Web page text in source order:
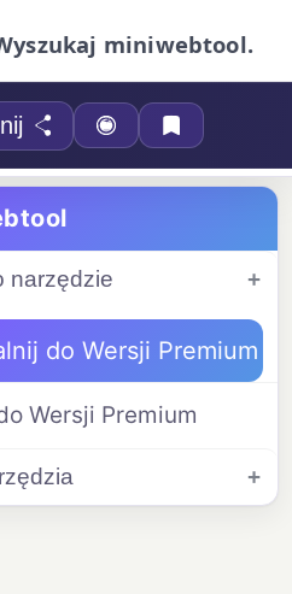
miniwebtool.
narzędzie
do Wersji Premium
Wersji Premium